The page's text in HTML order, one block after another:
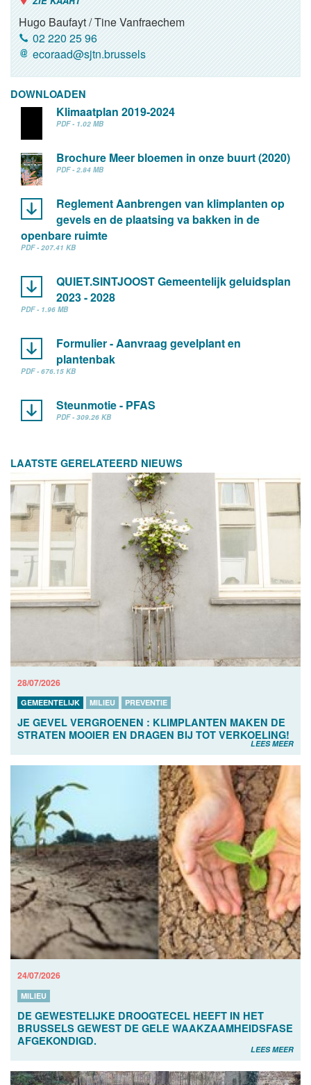
Hugo Baufayt / Tine Vanfraechem
02 220 25 96
ecoraad@sjtn.brussels
DOWNLOADEN
Klimaatplan 2019-2024
PDF - 1.02 MB
Brochure Meer bloemen in onze buurt (2020)
PDF - 2.84 MB
Reglement Aanbrengen van klimplanten op
gevels en de plaatsing va bakken in de
openbare ruimte
PDF - 207.41 KB
QUIET.SINTJOOST Gemeentelijk geluidsplan
2023 - 2028
PDF - 1.96 MB
Formulier - Aanvraag gevelplant en
plantenbak
PDF - 676.15 KB
Steunmotie - PFAS
PDF - 309.26 KB
LAATSTE GERELATEERD NIEUWS
28/07/2026
GEMEENTELIJK MILIEU PREVENTIE
JE GEVEL VERGROENEN : KLIMPLANTEN MAKEN DE
STRATEN MOOIER EN DRAGEN BIJ TOT VERKOELING!
LEES MEER
24/07/2026
MILIEU
DE GEWESTELIJKE DROOGTECEL HEEFT IN HET
BRUSSELS GEWEST DE GELE WAAKZAAMHEIDSFASE
AFGEKONDIGD.
LEES MEER